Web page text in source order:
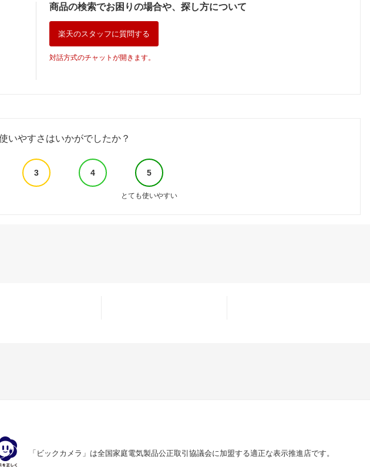
商品の検索でお困りの場合や、探し方について
楽天のスタッフに質問する
対話方式のチャットが開きます。
いやすさはいかがでしたか？
3 4 5
とても使いやすい
「ビックカメラ」は全国家庭電気製品公正取引協議会に加盟する適正な表示推進店です。